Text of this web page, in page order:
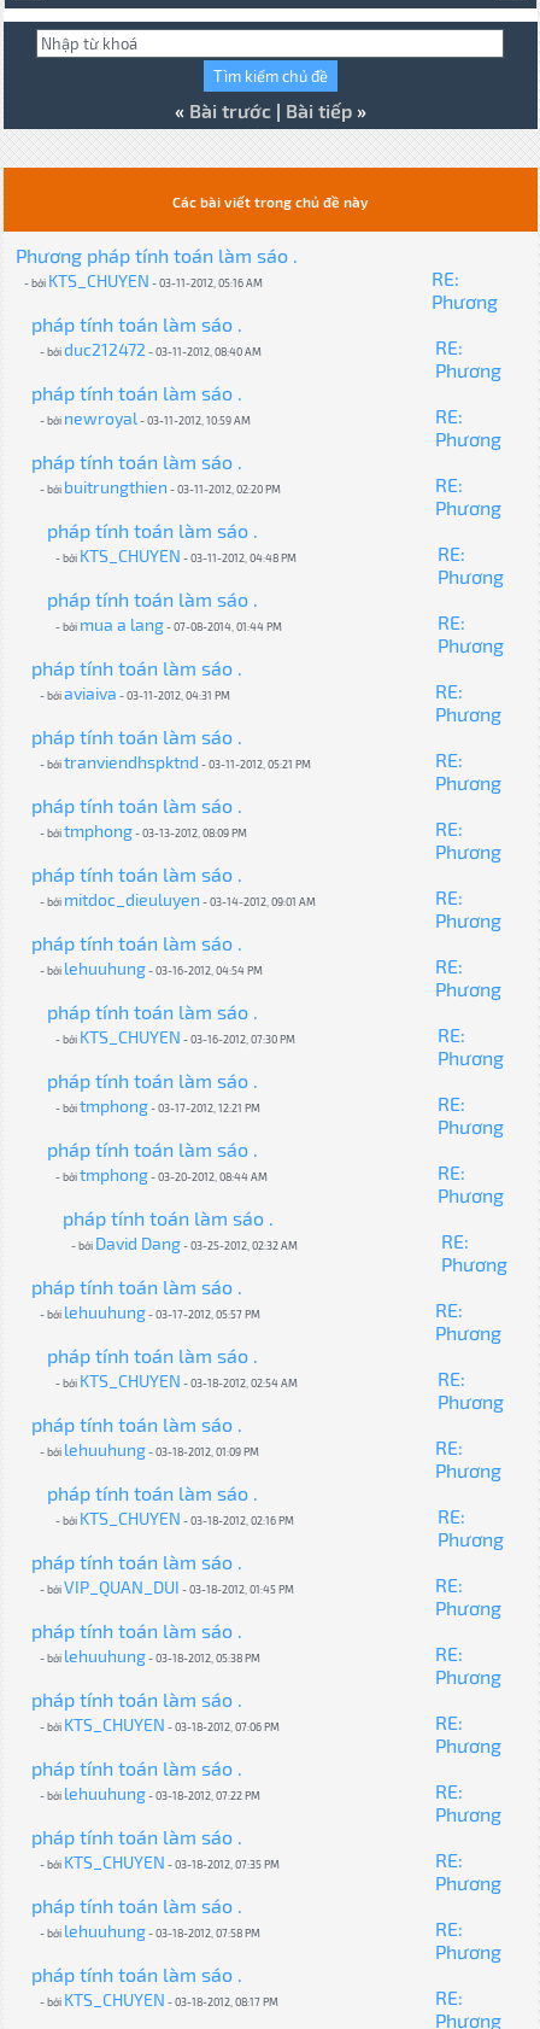
« Bài trước| Bài tiếp»
Các bài viết trong chủ đề này
Phương pháp tính toán làm sáo .
- bởi KTS_CHUYEN - 03-11-2012, 05:16 AM
RE:
Phương
pháp tính toán làm sáo .
- bởiduc212472 - 03-11-2012, 08:40 AM
RE:
Phương
pháp tính toán làm sáo .
- bởi newroyal- 03-11-2012, 10:59 AM
RE:
Phương
pháp tính toán làm sáo .
- bởi buitrungthien - 03-11-2012, 02:20 PM
RE:
Phương
pháp tính toán làm sáo .
- bởi KTS_CHUYEN - 03-11-2012, 04:48 PM
RE:
Phương
pháp tính toán làm sáo .
- bởi mua a lang- 07-08-2014, 01:44 PM
RE:
Phương
pháp tính toán làm sáo .
- bởiaviaiva - 03-11-2012, 04:31 PM
RE:
Phương
pháp tính toán làm sáo .
- bởitranviendhspktnd - 03-11-2012, 05:21 PM
RE:
Phương
pháp tính toán làm sáo .
- bởitmphong- 03-13-2012, 08:09 PM
RE:
Phương
pháp tính toán làm sáo .
- bởi mitdoc_dieuluyen - 03-14-2012, 09:01 AM
RE:
Phương
pháp tính toán làm sáo .
- bởi lehuuhung- 03-16-2012, 04:54 PM
RE:
Phương
pháp tính toán làm sáo .
- bởi KTS_CHUYEN - 03-16-2012, 07:30 PM
RE:
Phương
pháp tính toán làm sáo .
- bởitmphong- 03-17-2012, 12:21 PM
RE:
Phương
pháp tính toán làm sáo .
- bởitmphong- 03-20-2012, 08:44 AM
RE:
Phương
pháp tính toán làm sáo .
- bởi David Dang- 03-25-2012, 02:32 AM
RE:
Phương
pháp tính toán làm sáo .
- bởi lehuuhung- 03-17-2012, 05:57 PM
RE:
Phương
pháp tính toán làm sáo .
- bởi KTS_CHUYEN - 03-18-2012, 02:54 AM
RE:
Phương
pháp tính toán làm sáo .
- bởi lehuuhung- 03-18-2012, 01:09 PM
RE:
Phương
pháp tính toán làm sáo .
- bởi KTS_CHUYEN - 03-18-2012, 02:16 PM
RE:
Phương
pháp tính toán làm sáo .
- bởiVIP_QUAN_DUI - 03-18-2012, 01:45 PM
RE:
Phương
pháp tính toán làm sáo .
- bởi lehuuhung- 03-18-2012, 05:38 PM
RE:
Phương
pháp tính toán làm sáo .
- bởi KTS_CHUYEN - 03-18-2012, 07:06 PM
RE:
Phương
pháp tính toán làm sáo .
- bởi lehuuhung- 03-18-2012, 07:22 PM
RE:
Phương
pháp tính toán làm sáo .
- bởi KTS_CHUYEN - 03-18-2012, 07:35 PM
RE:
Phương
pháp tính toán làm sáo .
- bởi lehuuhung- 03-18-2012, 07:58 PM
RE:
Phương
pháp tính toán làm sáo .
- bởi KTS_CHUYEN - 03-18-2012, 08:17 PM
RE:
Phương